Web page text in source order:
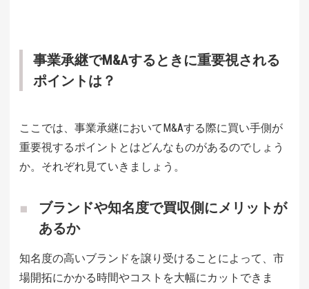
事業承継でM&Aするときに重要視される
ポイントは？
ここでは、事業承継においてM&Aする際に買い手側が
重要視するポイントとはどんなものがあるのでしょう
か。それぞれ見ていきましょう。
ブランドや知名度で買収側にメリットが
あるか
知名度の高いブランドを譲り受けることによって、市
場開拓にかかる時間やコストを大幅にカットできま